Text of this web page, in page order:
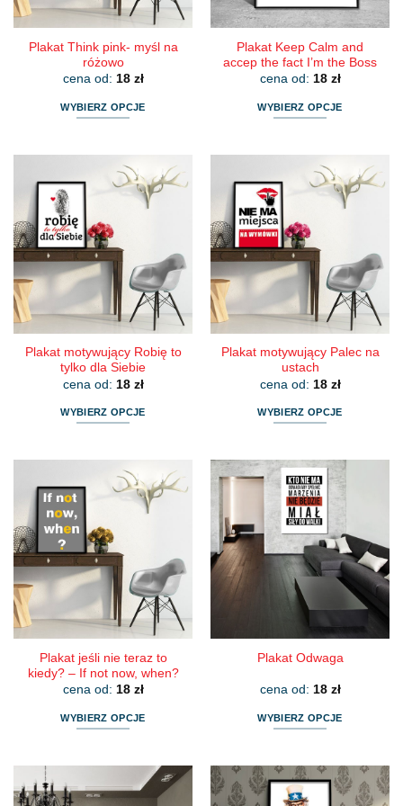
produktu produktu
Plakat Think pink- myśl na
różowo
cena od: 18 zł
WYBIERZ OPCJE
wiele
wariantów.
Opcje
można
wybrać
na
stronie
produktu
Plakat Keep Calm and
accep the fact I’m the Boss
cena od: 18 zł
WYBIERZ OPCJE
wiele
wariantów.
Opcje
można
wybrać
na
stronie
produktu
Plakat motywujący Robię to
tylko dla Siebie
cena od: 18 zł
WYBIERZ OPCJE
wiele
wariantów.
Opcje
można
wybrać
na
stronie
produktu
Plakat motywujący Palec na
ustach
cena od: 18 zł
WYBIERZ OPCJE
ma
wiele
wariantów.
Opcje
można
wybrać
na
stronie
Plakat jeśli nie teraz to
kiedy? – If not now, when?
cena od: 18 zł
WYBIERZ OPCJE
wiele
Plakat Odwaga
cena od: 18 zł
WYBIERZ OPCJE
ma
wiele